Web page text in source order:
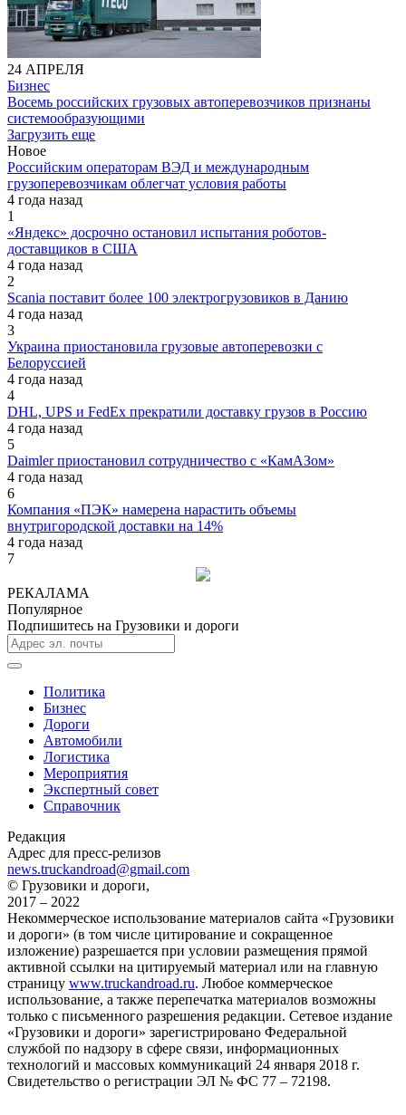
24 АПРЕЛЯ
Бизнес
Восемь российских грузовых автоперевозчиков признаны
системообразующими
Загрузить еще
Новое
Российским операторам ВЭД и международным
грузоперевозчикам облегчат условия работы
4 года назад
1
«Яндекс» досрочно остановил испытания роботов-
доставщиков в США
4 года назад
2
Scania поставит более 100 электрогрузовиков в Данию
4 года назад
3
Украина приостановила грузовые автоперевозки с
Белоруссией
4 года назад
4
DHL, UPS и FedEx прекратили доставку грузов в Россию
4 года назад
5
Daimler приостановил сотрудничество с «КамАЗом»
4 года назад
6
Компания «ПЭК» намерена нарастить объемы
внутригородской доставки на 14%
4 года назад
7
РЕКАЛАМА
Популярное
Подпишитесь на Грузовики и дороги
Политика
Бизнес
Дороги
Автомобили
Логистика
Мероприятия
Экспертный совет
Справочник
Редакция
Адрес для пресс-релизов
news.truckandroad@gmail.com
© Грузовики и дороги,
2017 – 2022
Некоммерческое использование материалов сайта «Грузовики
и дороги» (в том числе цитирование и сокращенное
изложение) разрешается при условии размещения прямой
активной ссылки на цитируемый материал или на главную
страницу www.truckandroad.ru. Любое коммерческое
использование, а также перепечатка материалов возможны
только с письменного разрешения редакции. Сетевое издание
«Грузовики и дороги» зарегистрировано Федеральной
службой по надзору в сфере связи, информационных
технологий и массовых коммуникаций 24 января 2018 г.
Свидетельство о регистрации ЭЛ № ФС 77 – 72198.